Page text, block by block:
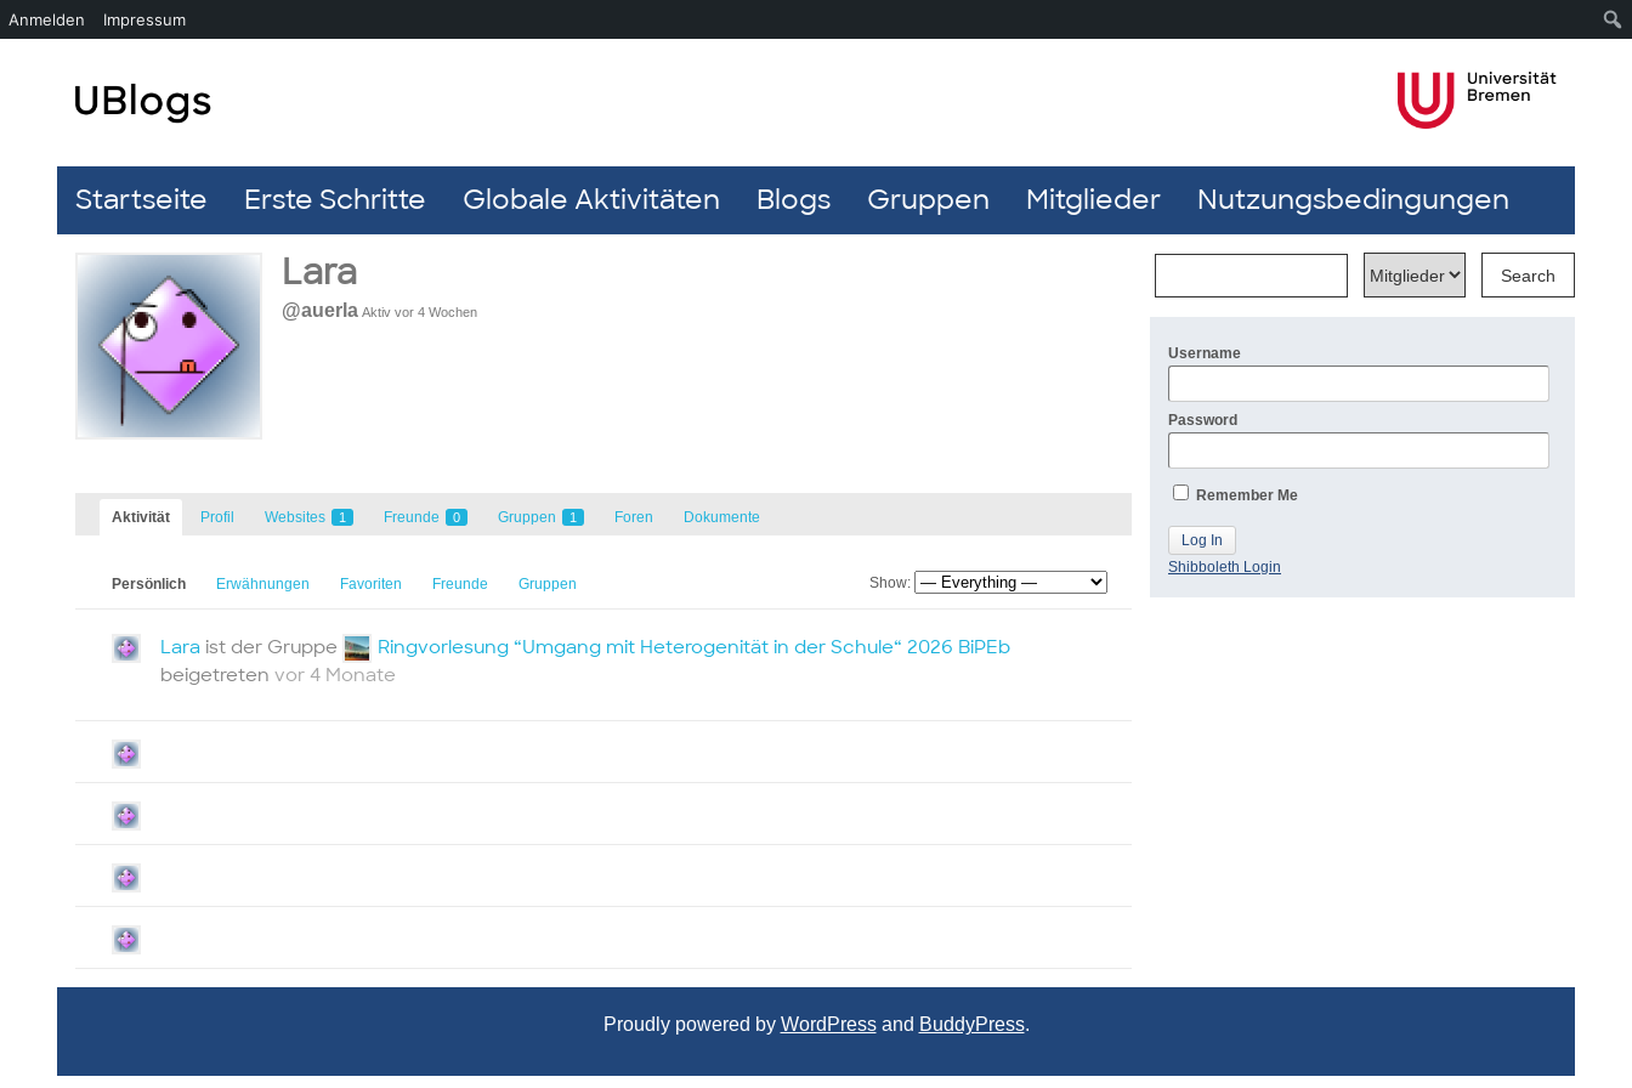
Startseite Erste Schritte Globale Aktivitäten Blogs Gruppen Mitglieder Nutzungsbedingungen
Lara
@auerla Aktiv vor 4 Wochen
Aktivität Profil Websites 1 Freunde 0 Gruppen 1 Foren Dokumente
Persönlich Erwähnungen Favoriten Freunde Gruppen Show:
Lara ist der Gruppe
Ringvorlesung “Umgang mit Heterogenität in der Schule“ 2026 BiPEb
beigetreten vor 4 Monate
Username
Password
Remember Me
Shibboleth Login
Proudly powered by WordPressand BuddyPress.
Anmelden Impressum